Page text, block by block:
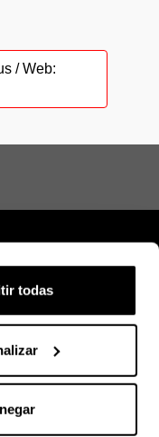
todas
/ Web:
Contacto
en Vimeo
La EHU en Flickr